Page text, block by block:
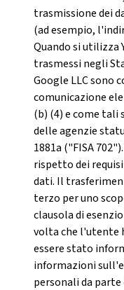
trasmissione dei
(ad esempio,
Quando si utilizza
trasmessi negli
Google LLC sono
comunicazione
(b) (4) e come tali
delle agenzie
1881a ("FISA
rispetto dei
dati. Il
terzo per uno
clausola di
volta che l'utente
essere stato
informazioni
personali da